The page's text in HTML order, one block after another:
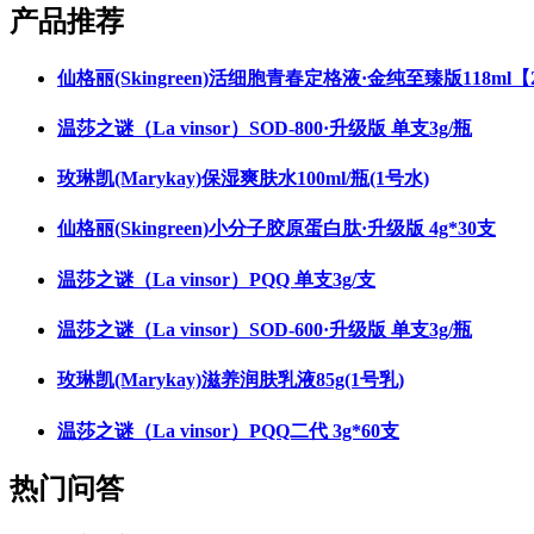
产品推荐
仙格丽(Skingreen)活细胞青春定格液·金纯至臻版118ml【
温莎之谜（La vinsor）SOD-800·升级版 单支3g/瓶
玫琳凯(Marykay)保湿爽肤水100ml/瓶(1号水)
仙格丽(Skingreen)小分子胶原蛋白肽·升级版 4g*30支
温莎之谜（La vinsor）PQQ 单支3g/支
温莎之谜（La vinsor）SOD-600·升级版 单支3g/瓶
玫琳凯(Marykay)滋养润肤乳液85g(1号乳)
温莎之谜（La vinsor）PQQ二代 3g*60支
热门问答